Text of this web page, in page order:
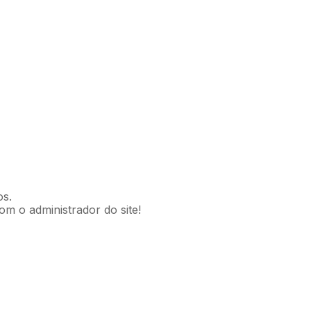
o administrador do site!